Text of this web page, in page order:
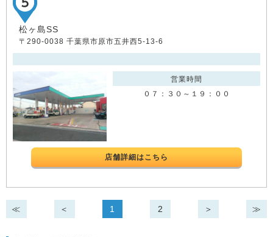
松ヶ島SS
〒290-0038 千葉県市原市五井西5-13-6
営業時間
０７：３０～１９：００
店舗詳細はこちら
≪ ＜ 1 2 ＞ ≫